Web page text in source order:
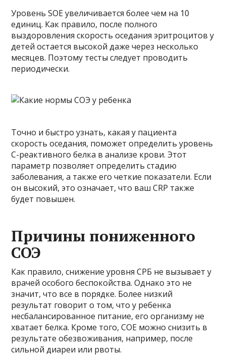
Уровень SOE увеличивается более чем на 10
единиц. Как правило, после полного
выздоровления скорость оседания эритроцитов у
детей остается высокой даже через несколько
месяцев. Поэтому тесты следует проводить
периодически.
Точно и быстро узнать, какая у пациента
скорость оседания, поможет определить уровень
С-реактивного белка в анализе крови. Этот
параметр позволяет определить стадию
заболевания, а также его четкие показатели. Если
он высокий, это означает, что ваш CRP также
будет повышен.
Причины пониженного
СОЭ
Как правило, снижение уровня СРБ не вызывает у
врачей особого беспокойства. Однако это не
значит, что все в порядке. Более низкий
результат говорит о том, что у ребенка
несбалансированное питание, его организму не
хватает белка. Кроме того, COE можно снизить в
результате обезвоживания, например, после
сильной диареи или рвоты.